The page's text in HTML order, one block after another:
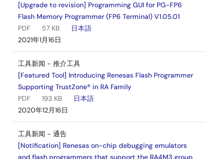
[Upgrade to revision] Programming GUI for PG-FP6
Flash Memory Programmer (FP6 Terminal) V1.05.01
PDF
57 KB
日本語
2021年1月16日
工具新闻 - 推介工具
[Featured Tool] Introducing Renesas Flash Programmer
Supporting TrustZone® in RA Family
PDF
193 KB
日本語
2020年12月16日
工具新闻 - 通告
[Notification] Renesas on-chip debugging emulators
and flash programmers that support the RA4M3 group